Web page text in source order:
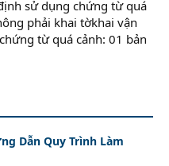
sử dụng chứng từ quá
phải khai tờkhai vận
từ quá cảnh: 01 bản
Dẫn Quy Trình Làm